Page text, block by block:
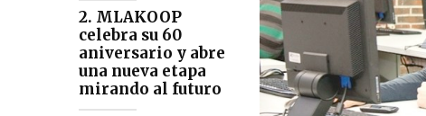
2. MLAKOOP
celebra su 60
aniversario y abre
una nueva etapa
mirando al futuro